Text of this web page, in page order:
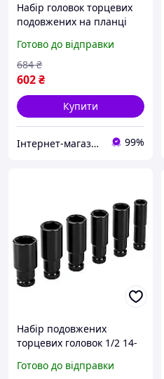
Набір головок торцевих
подовжених на планці
CR-V 10-22мм 8шт
Готово до відправки
602₴
684 ₴
Купити
Інтернет-магазин "Запчастини до авто і не тільки" 99%
Набір подовжених
торцевих головок 1/2 14-
Готово до відправки